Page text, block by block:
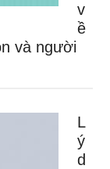
v
ề
và người
L
ý
d